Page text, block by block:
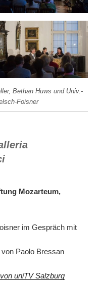
Bethan Huws und Univ.-
Foisner
Mozarteum,
im Gespräch mit
Paolo Bressan
uniTV Salzburg